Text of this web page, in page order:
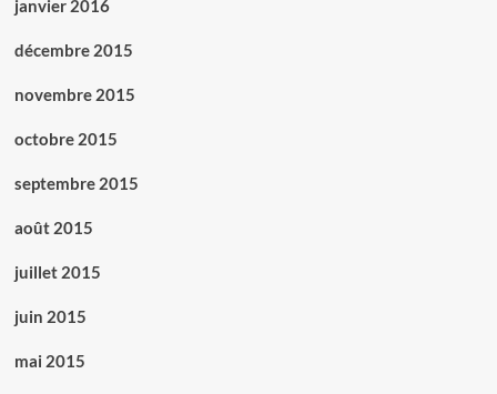
janvier 2016
décembre 2015
novembre 2015
octobre 2015
septembre 2015
août 2015
juillet 2015
juin 2015
mai 2015